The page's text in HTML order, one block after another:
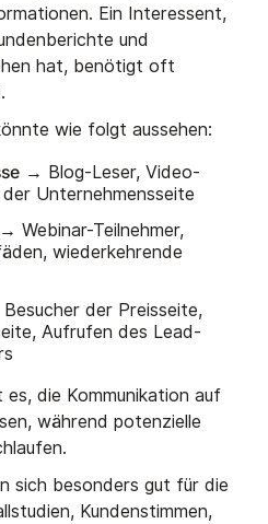
Ein Interessent,
und
hat, benötigt oft
wie folgt aussehen:
→ Blog-Leser, Video-
Unternehmensseite
→ Webinar-Teilnehmer,
wiederkehrende
der Preisseite,
Aufrufen des Lead-
die Kommunikation auf
während potenzielle
sich besonders gut für die
Kundenstimmen,